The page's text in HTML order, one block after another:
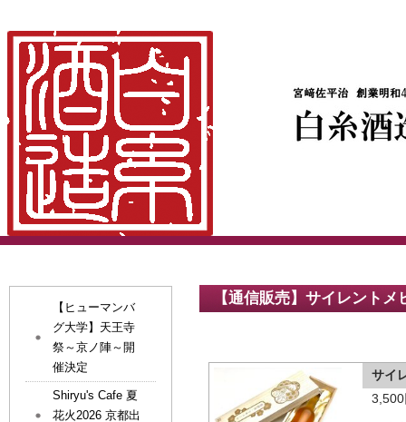
【通信販売】サイレントメ
サイ
【ヒューマンバ
グ大学】天王寺
祭～京ノ陣～開
催決定
Shiryu's Cafe 夏
花火2026 京都出